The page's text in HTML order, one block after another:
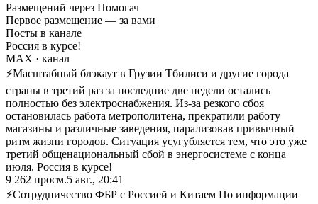
Размещений через Помогач
Первое размещение — за вами
Посты в канале
Россия в курсе!
MAX · канал
⚡Масштабный блэкаут в Грузии Тбилиси и другие города
страны в третий раз за последние две недели остались
полностью без электроснабжения. Из-за резкого сбоя
остановилась работа метрополитена, прекратили работу
магазины и различные заведения, парализовав привычный
ритм жизни городов. Ситуация усугубляется тем, что это уже
третий общенациональный сбой в энергосистеме с конца
июля. Россия в курсе!
9 262 просм.5 авг., 20:41
⚡Сотрудничество ФБР с Россией и Китаем По информации